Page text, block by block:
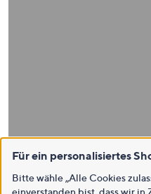
Für ein personalisiertes
Bitte wähle „Alle Cookies
einverstanden bist, dass wir in